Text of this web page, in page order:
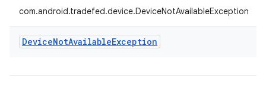
com.android.tradefed.device.DeviceNotAvailableException
DeviceNotAvailableException